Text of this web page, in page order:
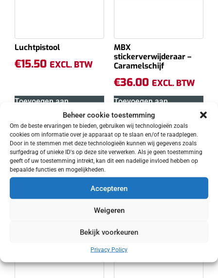
Beheer cookie toestemming
Om de beste ervaringen te bieden, gebruiken wij technologieën zoals
cookies om informatie over je apparaat op te slaan en/of te raadplegen.
Door in te stemmen met deze technologieën kunnen wij gegevens zoals
surfgedrag of unieke ID's op deze site verwerken. Als je geen toestemming
geeft of uw toestemming intrekt, kan dit een nadelige invloed hebben op
bepaalde functies en mogelijkheden.
Accepteren
Weigeren
Bekijk voorkeuren
Privacy Policy
Luchtpistool
€15.50 EXCL. BTW
Toevoegen aan
MBX
stickerverwijderaar –
Caramelschijf
€36.00 EXCL. BTW
Toevoegen aan
winkelwagen